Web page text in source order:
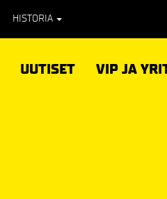
HISTORIA
UUTISET VIP JA